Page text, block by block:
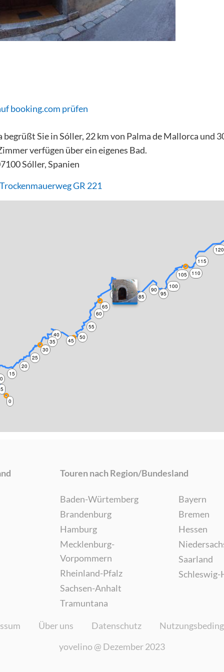
booking.com prüfen
Sie in Sóller, 22 km von Palma de Mallorca und
verfügen über ein eigenes Bad.
Sóller, Spanien
GR 221
0
5
15
20
25
30
35
40
45
50
55
60
65
70
75
80
85
90
95
100
105 110
115
120
Touren nach Region/Bundesland
Baden-Würtemberg
Brandenburg
Hamburg
Mecklenburg-
Vorpommern
Rheinland-Pfalz
Sachsen-Anhalt
Tramuntana
Bayern
Bremen
Hessen
Saarland
Über uns Datenschutz
yovelino @ Dezember 2023